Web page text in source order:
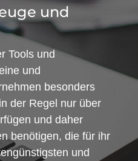
und
Tools und
und
besonders
der Regel nur über
und daher
benötigen, die für ihr
und